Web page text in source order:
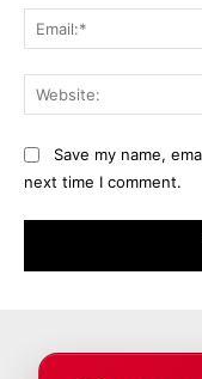
Save my name,
next time I comment.